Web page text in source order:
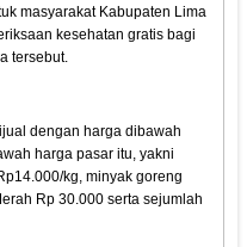
masyarakat Kabupaten Lima
kesehatan gratis bagi
tersebut.
dengan harga dibawah
harga pasar itu, yakni
kg, minyak goreng
Rp 30.000 serta sejumlah